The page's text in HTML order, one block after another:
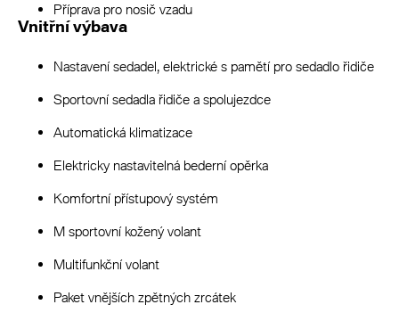
Příprava pro nosič vzadu
Vnitřní výbava
Nastavení sedadel, elektrické s pamětí pro sedadlo řidiče
Sportovní sedadla řidiče a spolujezdce
Automatická klimatizace
Elektricky nastavitelná bederní opěrka
Komfortní přístupový systém
M sportovní kožený volant
Multifunkční volant
Paket vnějších zpětných zrcátek